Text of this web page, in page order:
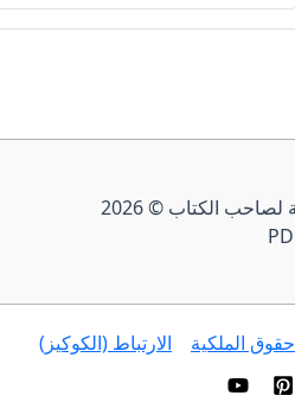
حقوق الطبع والنشر محفوظة لصاحب الكتاب © 2026
حقوق الملكية الارتباط (الكوكيز)